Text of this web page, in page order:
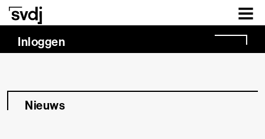
Naar hoofdinhoud
Inloggen
Nieuws